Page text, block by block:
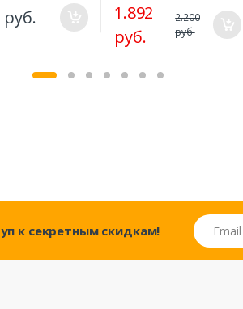
руб.
1.892
руб.
2.200
руб.
к секретным скидкам!
Email